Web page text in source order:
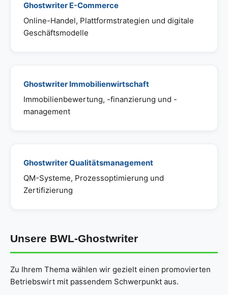
Ghostwriter E-Commerce
Online-Handel, Plattformstrategien und digitale
Geschäftsmodelle
Ghostwriter Immobilienwirtschaft
Immobilienbewertung, -finanzierung und -
management
Ghostwriter Qualitätsmanagement
QM-Systeme, Prozessoptimierung und
Zertifizierung
Unsere BWL-Ghostwriter
Zu Ihrem Thema wählen wir gezielt einen promovierten
Betriebswirt mit passendem Schwerpunkt aus.